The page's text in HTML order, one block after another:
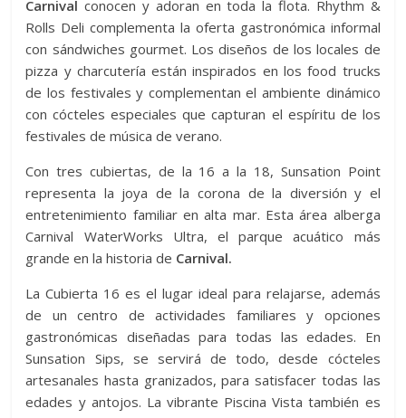
Carnival conocen y adoran en toda la flota. Rhythm &
Rolls Deli complementa la oferta gastronómica informal
con sándwiches gourmet. Los diseños de los locales de
pizza y charcutería están inspirados en los food trucks
de los festivales y complementan el ambiente dinámico
con cócteles especiales que capturan el espíritu de los
festivales de música de verano.
Con tres cubiertas, de la 16 a la 18, Sunsation Point
representa la joya de la corona de la diversión y el
entretenimiento familiar en alta mar. Esta área alberga
Carnival WaterWorks Ultra, el parque acuático más
grande en la historia de Carnival.
La Cubierta 16 es el lugar ideal para relajarse, además
de un centro de actividades familiares y opciones
gastronómicas diseñadas para todas las edades. En
Sunsation Sips, se servirá de todo, desde cócteles
artesanales hasta granizados, para satisfacer todas las
edades y antojos. La vibrante Piscina Vista también es